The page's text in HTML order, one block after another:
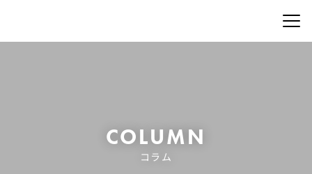
COLUMN
コラム